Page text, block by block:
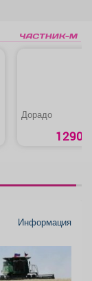
Дорадо
1290
Информация